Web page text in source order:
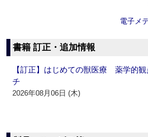
電子メ
書籍 訂正・追加情報
【訂正】はじめての獣医療 薬学的
チ
2026年08月06日 (木)